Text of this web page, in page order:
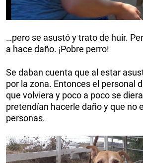
…pero se asustó y trato de huir.
a hace daño. ¡Pobre perro!
Se daban cuenta que al estar
por la zona. Entonces el personal
que volviera y poco a poco se
pretendían hacerle daño y que no
personas.